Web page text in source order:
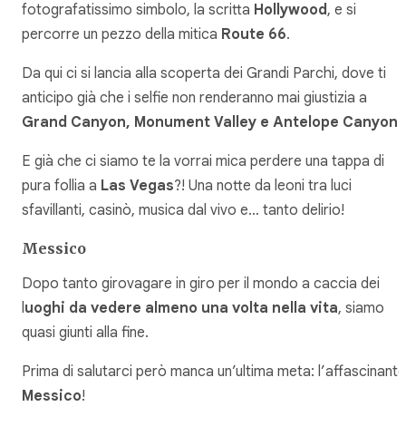
fotografatissimo simbolo, la scritta Hollywood, e si
percorre un pezzo della mitica Route 66.
Da qui ci si lancia alla scoperta dei Grandi Parchi, dove ti
anticipo già che i selfie non renderanno mai giustizia a
Grand Canyon, Monument Valley e Antelope Canyon
E già che ci siamo te la vorrai mica perdere una tappa di
pura follia a Las Vegas?! Una notte da leoni tra luci
sfavillanti, casinò, musica dal vivo e… tanto delirio!
Messico
Dopo tanto girovagare in giro per il mondo a caccia dei
uoghi da vedere almeno una volta nella vita, siamo
quasi giunti alla fine.
Prima di salutarci però manca un’ultima meta: l’affascinante
Messico!